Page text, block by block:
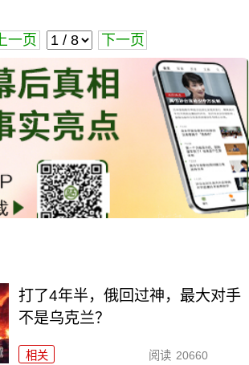
上一页 下一页
打了4年半，俄回过神，最大对手
不是乌克兰？
相关 阅读 20660